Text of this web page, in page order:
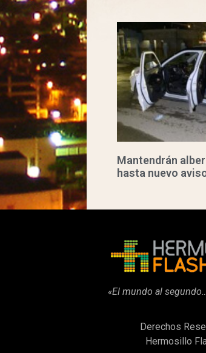
Mantendrán
hasta nuevo
«El mundo al
Derechos
Hermosillo